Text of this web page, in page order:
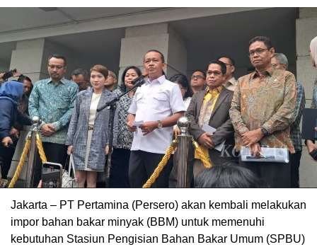
Jakarta – PT Pertamina (Persero) akan kembali melakukan
impor bahan bakar minyak (BBM) untuk memenuhi
kebutuhan Stasiun Pengisian Bahan Bakar Umum (SPBU)